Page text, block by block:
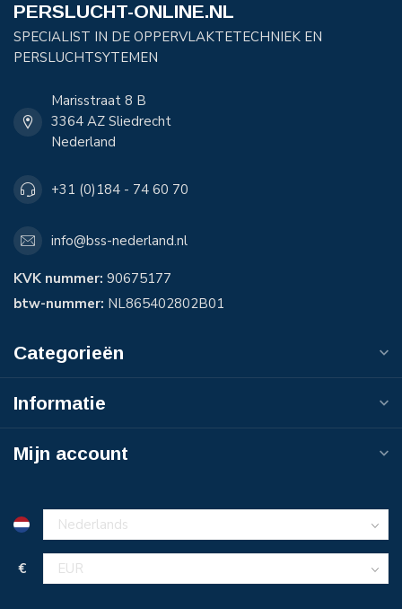
PERSLUCHT-ONLINE.NL
SPECIALIST IN DE OPPERVLAKTETECHNIEK EN
PERSLUCHTSYTEMEN
Marisstraat 8 B
3364 AZ Sliedrecht
Nederland
+31 (0)184 - 74 60 70
info@bss-nederland.nl
KVK nummer: 90675177
btw-nummer: NL865402802B01
Categorieën
Informatie
Mijn account
€